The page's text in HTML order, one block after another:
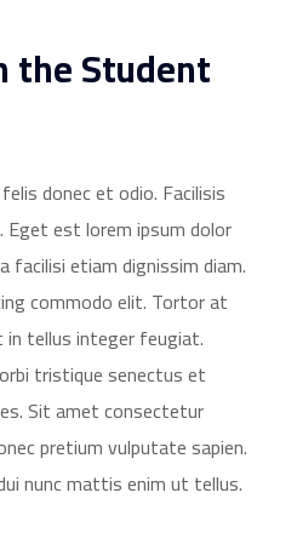
the Student
donec et odio. Facilisis
Eget est lorem ipsum dolor
facilisi etiam dignissim diam.
commodo elit. Tortor at
in tellus integer feugiat.
tristique senectus et
Sit amet consectetur
pretium vulputate sapien.
nunc mattis enim ut tellus.